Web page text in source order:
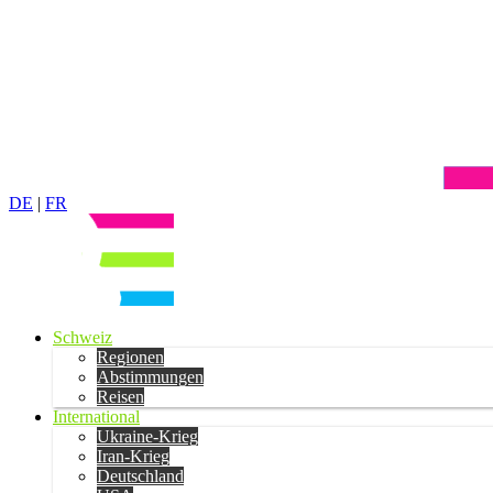
DE | FR
Schweiz
Regionen
Abstimmungen
Reisen
International
Ukraine-Krieg
Iran-Krieg
Deutschland